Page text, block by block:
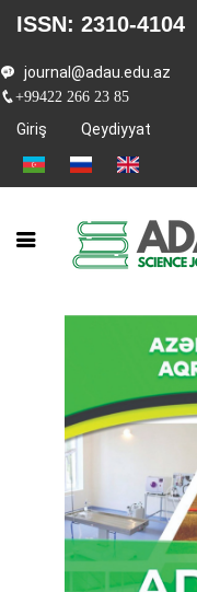
ISSN: 2310-4104
journal@adau.edu.az
+99422 266 23 85
Giriş Qeydiyyat